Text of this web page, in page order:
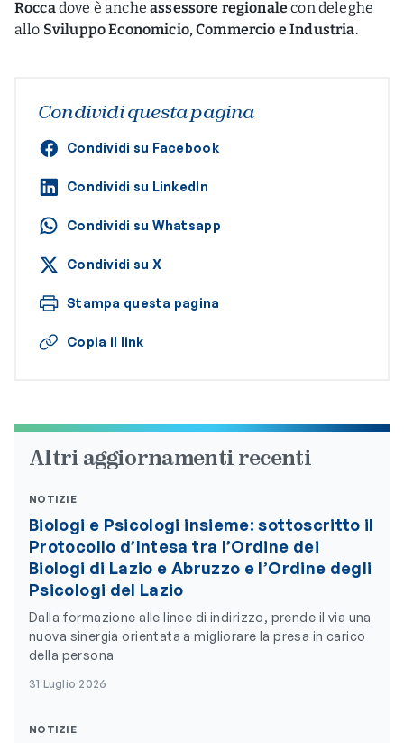
Rocca dove è ancheassessore regionalecon deleghe
allo Sviluppo Economicio, Commercio e Industria.
Condividi questa pagina
Condividi su Facebook
Condividi su LinkedIn
Condividi su Whatsapp
Condividi su X
Stampa questa pagina
Copia il link
Altri aggiornamenti recenti
NOTIZIE
Biologi e Psicologi insieme: sottoscritto il
Protocollo d’Intesa tra l’Ordine dei
Biologi di Lazio e Abruzzo e l’Ordine degli
Psicologi del Lazio
Dalla formazione alle linee di indirizzo, prende il via una
nuova sinergia orientata a migliorare la presa in carico
della persona
31 Luglio 2026
NOTIZIE